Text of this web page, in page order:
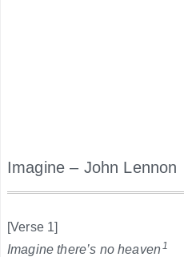
Imagine – John Lennon
[Verse 1]
Imagine there’s no heaven1